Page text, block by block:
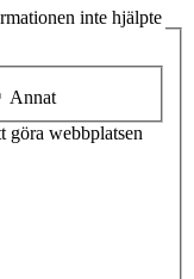
inte hjälpte
Annat
göra webbplatsen